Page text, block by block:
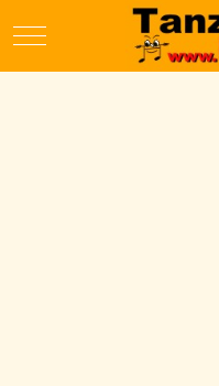
Mobile Menu Toggle